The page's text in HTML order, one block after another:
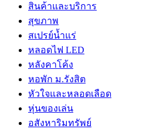
สินค้าและบริการ
สุขภาพ
สเปรย์น้ำแร่
หลอดไฟ LED
หลังคาโค้ง
หอพัก ม.รังสิต
หัวใจและหลอดเลือด
หุ่นของเล่น
อสังหาริมทรัพย์